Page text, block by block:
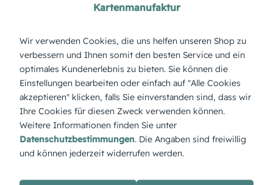
ÜBERBLICK:
Produktbeschreibung
Mit „Traumprinzessin Foto“ wird der Traum wahr – diese
Einladung vereint verspielten Charme mit deinem
Lieblingsbild und macht kleine Prinzessinnen ganz groß.
Kartenmanufaktur
Wir verwenden Cookies, die uns helfen unseren Shop zu
verbessern und Ihnen somit den besten Service und ein
optimales Kundenerlebnis zu bieten. Sie können die
Einstellungen bearbeiten oder einfach auf "Alle Cookies
akzeptieren" klicken, falls Sie einverstanden sind, dass wir
Ihre Cookies für diesen Zweck verwenden können.
Weitere Informationen finden Sie unter
Datenschutzbestimmungen. Die Angaben sind freiwillig
und können jederzeit widerrufen werden.